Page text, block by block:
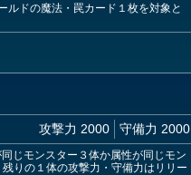
ドの魔法・罠カード１枚を対象と
攻撃力 2000
守備力 2000
じモンスター３体か属性が同じモン
りの１体の攻撃力・守備力はリリー